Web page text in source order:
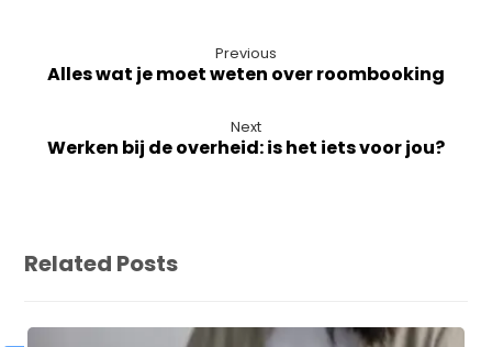
Previous
Alles wat je moet weten over roombooking
Next
Werken bij de overheid: is het iets voor jou?
Related Posts